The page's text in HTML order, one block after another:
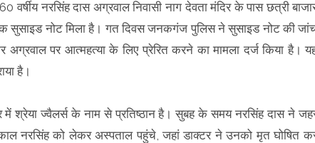
वर्षीय नरसिंह दास अग्रवाल निवासी नाग देवता मंदिर के पास छत्री
सुसाइड नोट मिला है। गत दिवस जनकगंज पुलिस ने सुसाइड नोट की
पर आत्महत्या के लिए प्रेरित करने का मामला दर्ज किया है।
है।
में श्रेया ज्वैलर्स के नाम से प्रतिष्ठान है। सुबह के समय नरसिंह दास ने
नरसिंह को लेकर अस्पताल पहुंचे, जहां डाक्टर ने उनको मृत घोषित